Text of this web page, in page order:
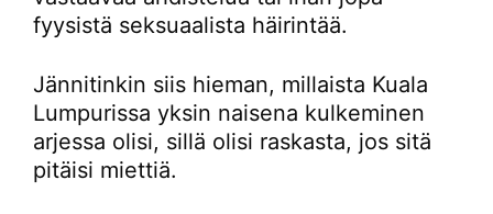
fyysistä seksuaalista häirintää.
Jännitinkin siis hieman, millaista Kuala
Lumpurissa yksin naisena kulkeminen
arjessa olisi, sillä olisi raskasta, jos sitä
pitäisi miettiä.